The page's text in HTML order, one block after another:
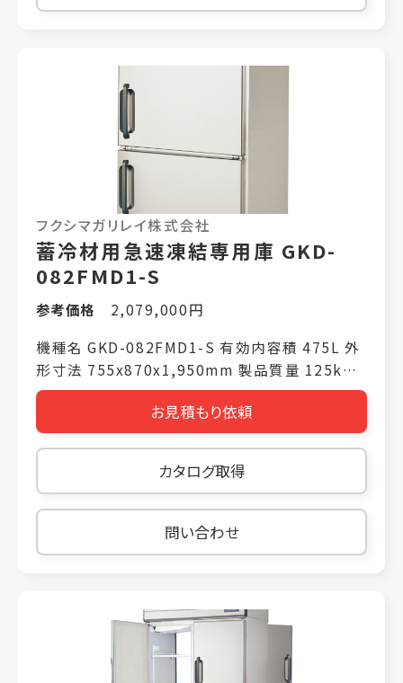
フクシマガリレイ株式会社
蓄冷材用急速凍結専用庫 GKD-
082FMD1-S
参考価格
2,079,000円
機種名 GKD-082FMD1-S 有効内容積 475L 外
形寸法 755x870x1,950mm 製品質量 125kg
電源仕様 三相200V 冷却時消費電力(50/60Hz)
876W/884W 霜取り時消費電力(50/60Hz)
1,425W/1,425W
お見積もり依頼
カタログ取得
問い合わせ